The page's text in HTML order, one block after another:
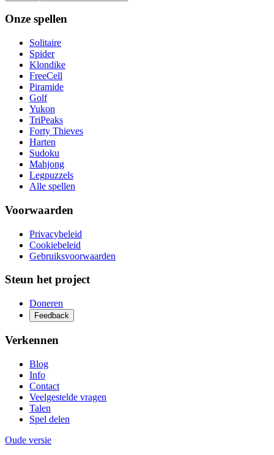
Onze spellen
Solitaire
Spider
Klondike
FreeCell
Piramide
Golf
Yukon
TriPeaks
Forty Thieves
Harten
Sudoku
Mahjong
Legpuzzels
Alle spellen
Voorwaarden
Privacybeleid
Cookiebeleid
Gebruiksvoorwaarden
Steun het project
Doneren
Feedback
Verkennen
Blog
Info
Contact
Veelgestelde vragen
Talen
Spel delen
Oude versie